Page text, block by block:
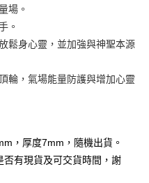
運費
場。
。
鬆身心靈，並加強與神聖本源
輪，氣場能量防護與增加心靈
，厚度7mm，隨機出貨。
否有現貨及可交貨時間，謝